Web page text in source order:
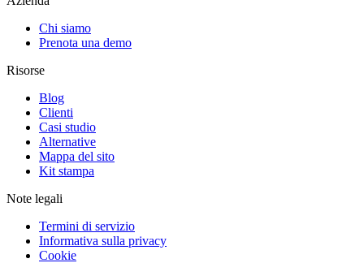
Chi siamo
Prenota una demo
Risorse
Blog
Clienti
Casi studio
Alternative
Mappa del sito
Kit stampa
Note legali
Termini di servizio
Informativa sulla privacy
Cookie